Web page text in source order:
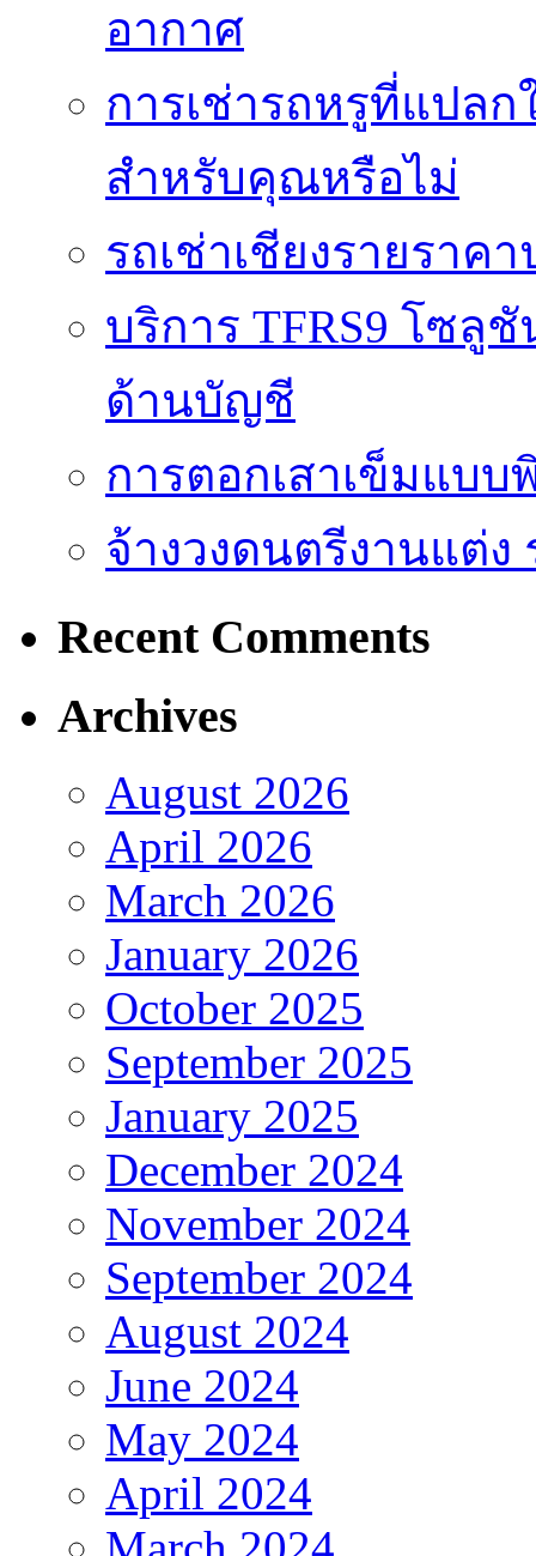
อากาศ
การเช่ารถหรูที่แปลก
สำหรับคุณหรือไม่
รถเช่าเชียงรายราค
บริการ TFRS9 โซลู
ด้านบัญชี
การตอกเสาเข็มแบบ
จ้างวงดนตรีงานแต่ง
Recent Comments
Archives
August 2026
April 2026
March 2026
January 2026
October 2025
September 2025
January 2025
December 2024
November 2024
September 2024
August 2024
June 2024
May 2024
April 2024